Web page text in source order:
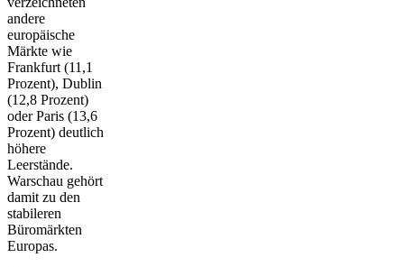
andere
europäische
Märkte wie
Frankfurt (11,1
Prozent), Dublin
(12,8 Prozent)
oder Paris (13,6
Prozent) deutlich
höhere
Leerstände.
Warschau gehört
damit zu den
stabileren
Büromärkten
Europas.